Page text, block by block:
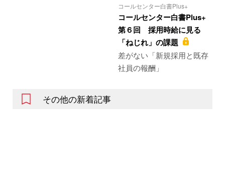
コールセンター白書Plus+
コールセンター白書Plus+
第６回 採用時給に見る
「ねじれ」の課題
差がない「新規採用と既存
社員の報酬」
その他の新着記事